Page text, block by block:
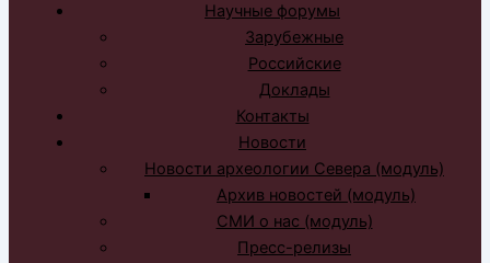
Научные форумы
Зарубежные
Российские
Доклады
Контакты
Новости
Новости археологии Севера (модуль)
Архив новостей (модуль)
СМИ о нас (модуль)
Пресс-релизы